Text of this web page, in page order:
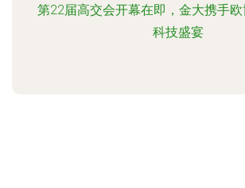
第22届高交会开幕在即，金大携手
科技盛宴